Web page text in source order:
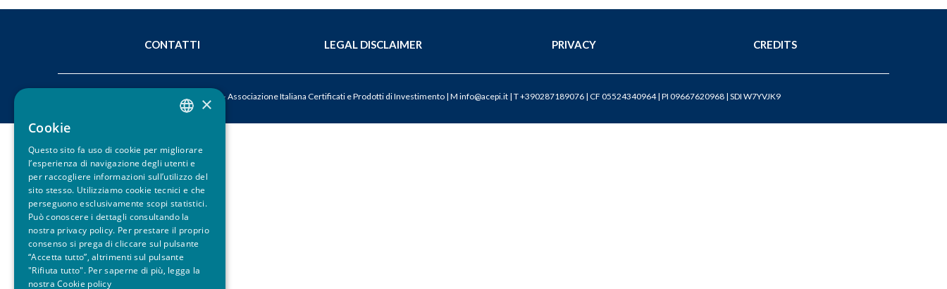
CONTATTI LEGAL DISCLAIMER PRIVACY CREDITS
© 2026 ACEPI – Associazione Italiana Certificati e Prodotti di Investimento | M info@acepi.it| T +390287189076 | CF 05524340964 | PI 09667620968 | SDI W7YVJK9
×
Cookie
Questo sito fa uso di cookie per migliorare
l’esperienza di navigazione degli utenti e
per raccogliere informazioni sull’utilizzo del
sito stesso. Utilizziamo cookie tecnici e che
perseguono esclusivamente scopi statistici.
Può conoscere i dettagli consultando la
nostra privacy policy. Per prestare il proprio
consenso si prega di cliccare sul pulsante
“Accetta tutto”, altrimenti sul pulsante
"Rifiuta tutto". Per saperne di più, legga la
nostra Cookie policy